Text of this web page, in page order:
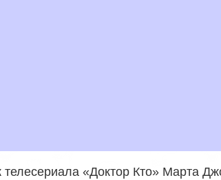
«Доктор Кто» Марта